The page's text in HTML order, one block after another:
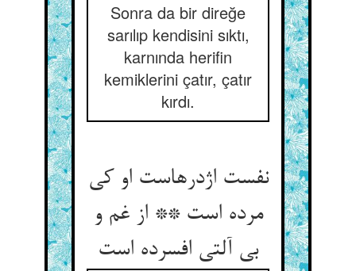
Sonra da bir direğe
sarılıp kendisini sıktı,
karnında herifin
kemiklerini çatır, çatır
kırdı.
نفست اژدرهاست او کی
مرده است ** از غم و
بی آلتی افسرده است